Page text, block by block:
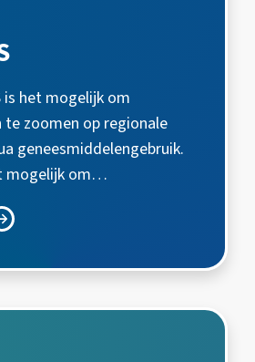
is het mogelijk om
te zoomen op regionale
geneesmiddelengebruik.
mogelijk om…